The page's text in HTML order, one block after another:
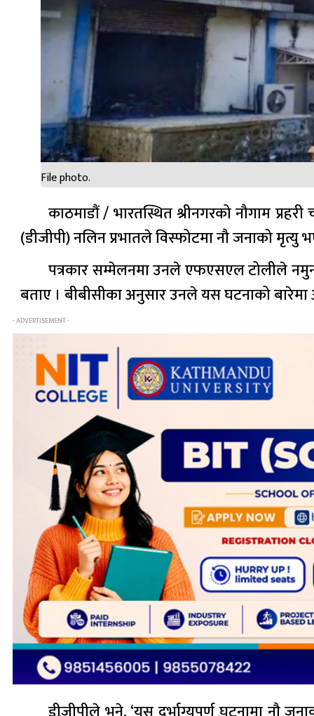
File photo.
काठमाडौं / भारतस्थित श्रीनगरको नौगाम
(डीजीपी) नलिन प्रभातले विस्फोटमा नौ जनाको
पत्रकार सम्मेलनमा उनले एफएसएल टोलीले
बताए । बीबीसीका अनुसार उनले यस घटनाको
- ADVERTISEMENT -